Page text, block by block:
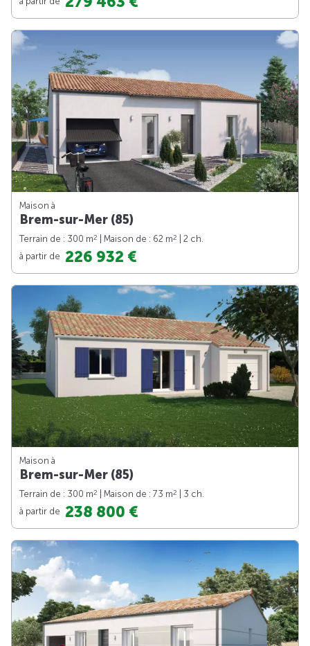
Maison à
Brem-sur-Mer (85)
Terrain de : 300 m2 | Maison de : 62 m2
| 2 ch.
à partir de 226 932 €
Maison à
Brem-sur-Mer (85)
Terrain de : 300 m2 | Maison de : 73 m2
| 3 ch.
à partir de 238 800 €